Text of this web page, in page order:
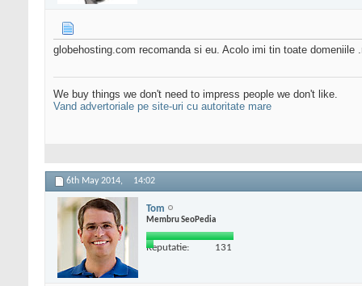
globehosting.com recomanda si eu. Acolo imi tin toate domeniile
We buy things we don't need to impress people we don't like.
Vand advertoriale pe site-uri cu autoritate mare
6th May 2014, 14:02
Tom
Membru SeoPedia
Reputatie: 131